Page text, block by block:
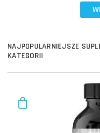
NAJPOPULARNIEJSZE
KATEGORII